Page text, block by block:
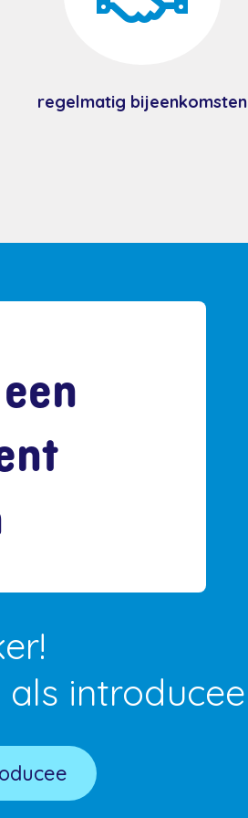
regelmatig bijeenkomsten
als introducee